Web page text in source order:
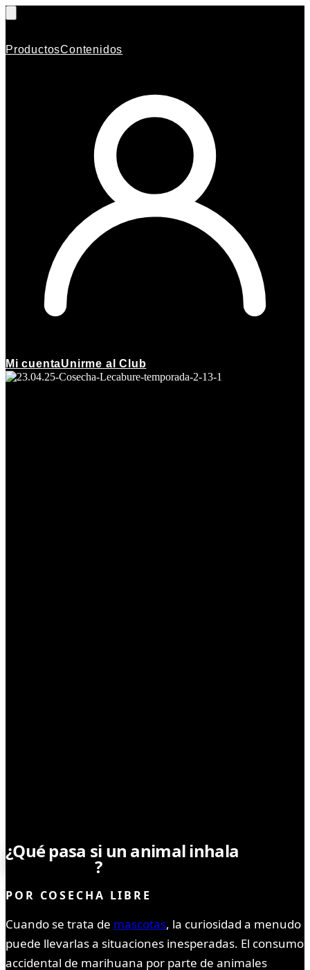
ProductosContenidos
Mi cuentaUnirme al Club
¿Qué pasa si un animal inhala
marihuana ?
POR COSECHA LIBRE
Cuando se trata de mascotas, la curiosidad a menudo
puede llevarlas a situaciones inesperadas. El consumo
accidental de marihuana por parte de animales